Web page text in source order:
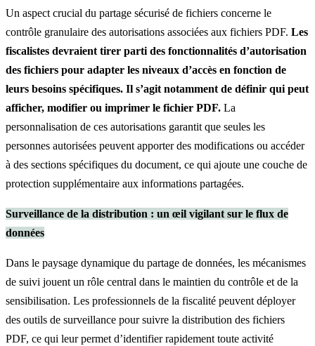
Un aspect crucial du partage sécurisé de fichiers concerne le
contrôle granulaire des autorisations associées aux fichiers PDF. Les
fiscalistes devraient tirer parti des fonctionnalités d’autorisation
des fichiers pour adapter les niveaux d’accès en fonction de
leurs besoins spécifiques. Il s’agit notamment de définir qui peut
afficher, modifier ou imprimer le fichier PDF. La
personnalisation de ces autorisations garantit que seules les
personnes autorisées peuvent apporter des modifications ou accéder
à des sections spécifiques du document, ce qui ajoute une couche de
protection supplémentaire aux informations partagées.
Surveillance de la distribution : un œil vigilant sur le flux de
données
Dans le paysage dynamique du partage de données, les mécanismes
de suivi jouent un rôle central dans le maintien du contrôle et de la
sensibilisation. Les professionnels de la fiscalité peuvent déployer
des outils de surveillance pour suivre la distribution des fichiers
PDF, ce qui leur permet d’identifier rapidement toute activité